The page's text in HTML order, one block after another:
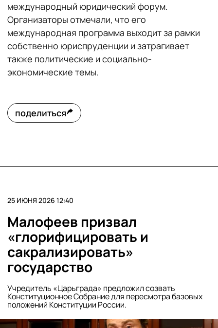
международный юридический форум.
Организаторы отмечали, что его
международная программа выходит за рамки
собственно юриспруденции и затрагивает
также политические и социально-
экономические темы.
поделиться
25 ИЮНЯ 2026 12:40
Малофеев призвал
«глорифицировать и
сакрализировать»
государство
Учредитель «Царьграда» предложил созвать
Конституционное Собрание для пересмотра базовых
положений Конституции России.